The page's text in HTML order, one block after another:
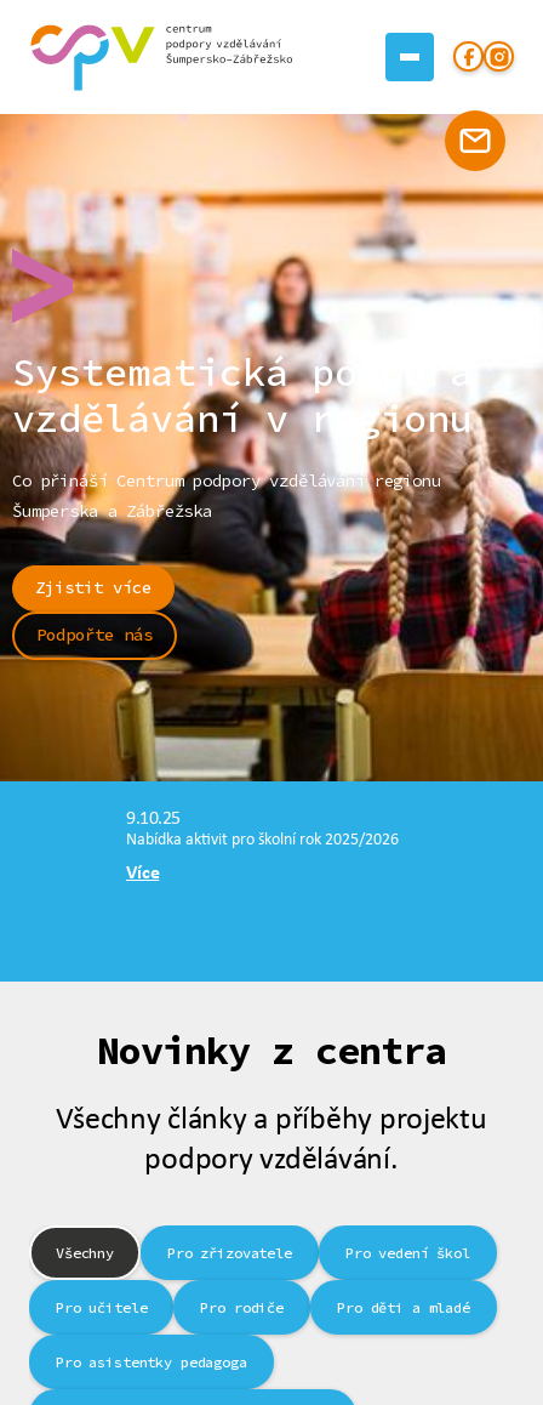
Systematická podpora
vzdělávání v regionu
Co přináší Centrum podpory vzdělávání regionu
Šumperska a Zábřežska
Zjistit více
Podpořte nás
9.10.25
Nabídka aktivit pro školní rok 2025/2026
Více
Novinky z centra
Všechny články a příběhy projektu
podpory vzdělávání.
Všechny Pro zřizovatele Pro vedení škol
Pro učitele Pro rodiče Pro děti a mladé
Pro asistentky pedagoga